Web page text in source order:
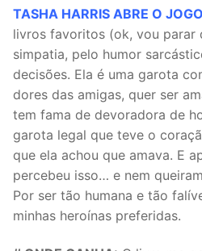
TASHA HARRIS ABRE O JOGO
livros favoritos (ok, vou parar
simpatia, pelo humor
decisões. Ela é uma garota
dores das amigas, quer ser
tem fama de devoradora de
garota legal que teve o
que ela achou que amava. E
percebeu isso… e nem
Por ser tão humana e tão
minhas heroínas preferidas.